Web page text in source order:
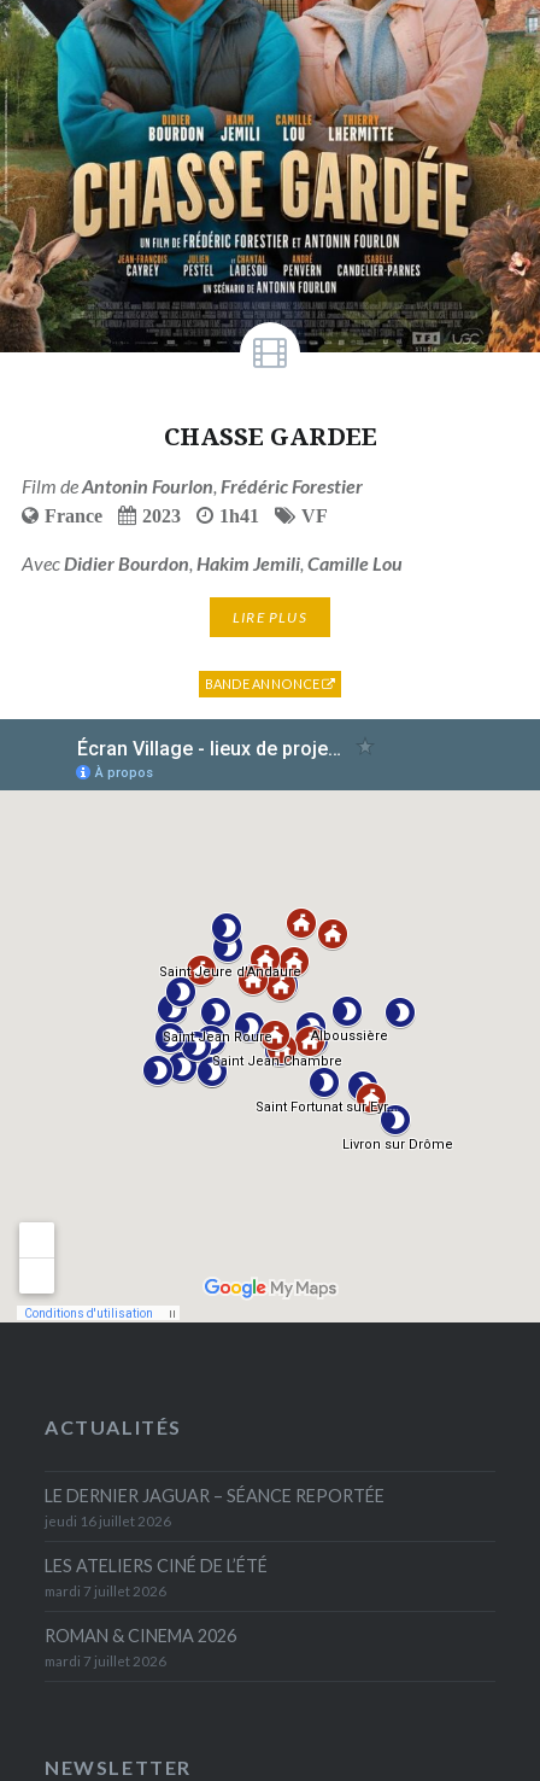
CHASSE GARDEE
Film deAntonin Fourlon, Frédéric Forestier
France 2023 1h41 VF
AvecDidier Bourdon, Hakim Jemili, Camille Lou
LIRE PLUS
BANDE ANNONCE
ACTUALITÉS
LE DERNIER JAGUAR – SÉANCE REPORTÉE
jeudi 16 juillet 2026
LES ATELIERS CINÉ DE L’ÉTÉ
mardi 7 juillet 2026
ROMAN & CINEMA 2026
mardi 7 juillet 2026
NEWSLETTER